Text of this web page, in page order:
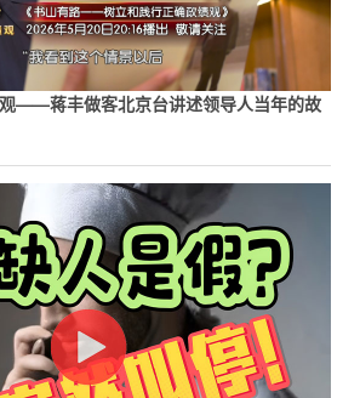
——蒋丰做客北京台讲述领导人当年的故